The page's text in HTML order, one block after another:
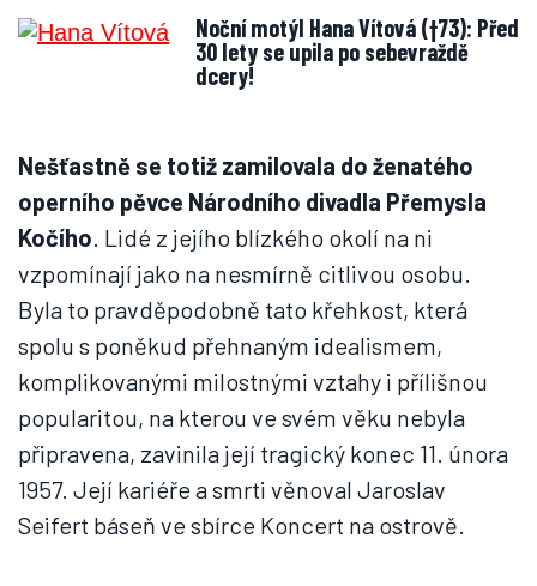
Noční motýl Hana Vítová (†73): Před
30 lety se upila po sebevraždě
dcery!
Nešťastně se totiž zamilovala do ženatého
operního pěvce Národního divadla Přemysla
Kočího. Lidé z jejího blízkého okolí na ni
vzpomínají jako na nesmírně citlivou osobu.
Byla to pravděpodobně tato křehkost, která
spolu s poněkud přehnaným idealismem,
komplikovanými milostnými vztahy i přílišnou
popularitou, na kterou ve svém věku nebyla
připravena, zavinila její tragický konec 11. února
1957. Její kariéře a smrti věnoval Jaroslav
Seifert báseň ve sbírce Koncert na ostrově.